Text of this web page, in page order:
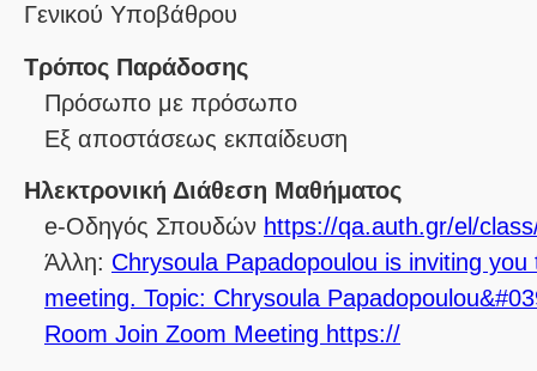
Γενικού Υποβάθρου
Τρόπος Παράδοσης
Πρόσωπο με πρόσωπο
Eξ απoστάσεως εκπαίδευση
Ηλεκτρονική Διάθεση Μαθήματος
e-Οδηγός Σπουδών https://qa.auth.gr/el/
Άλλη: Chrysoula Papadopoulou is inviting
meeting. Topic: Chrysoula
Room Join Zoom Meeting https://